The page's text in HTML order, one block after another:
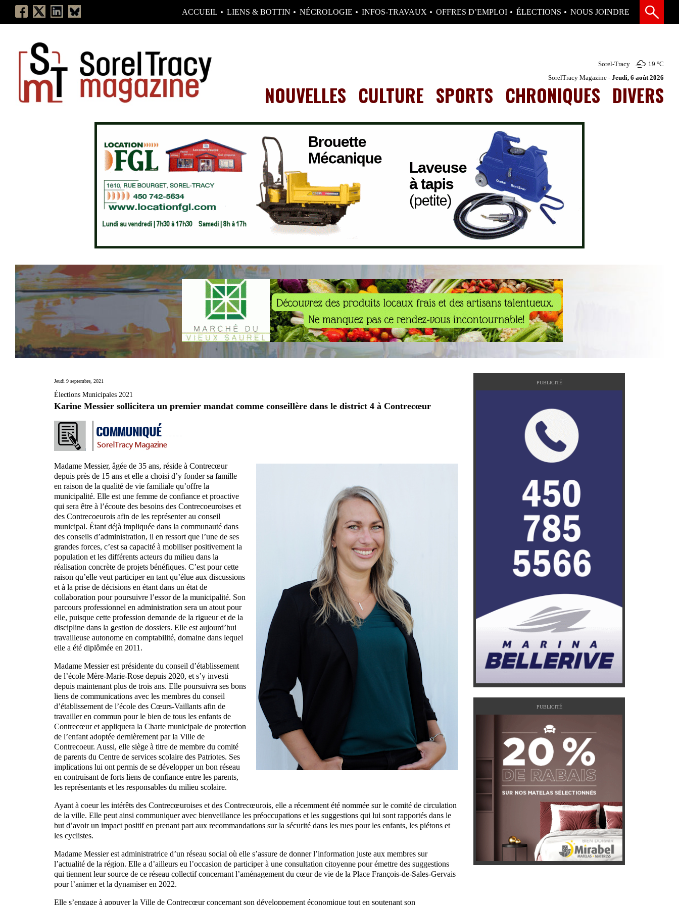
ACCUEIL LIENS & BOTTIN NÉCROLOGIE INFOS-TRAVAUX OFFRES D’EMPLOI ÉLECTIONS NOUS JOINDRE
Sorel-Tracy 19 °C
SorelTracy Magazine - Jeudi, 6 août 2026
NOUVELLES CULTURE SPORTS CHRONIQUES DIVERS
Jeudi 9 septembre, 2021
Élections Municipales 2021
Karine Messier sollicitera un premier mandat comme conseillère dans le district 4 à Contrecœur
Madame Messier, âgée de 35 ans, réside à Contrecœur
depuis près de 15 ans et elle a choisi d’y fonder sa famille
en raison de la qualité de vie familiale qu’offre la
municipalité. Elle est une femme de confiance et proactive
qui sera être à l’écoute des besoins des Contrecoeuroises et
des Contrecoeurois afin de les représenter au conseil
municipal. Étant déjà impliquée dans la communauté dans
des conseils d’administration, il en ressort que l’une de ses
grandes forces, c’est sa capacité à mobiliser positivement la
population et les différents acteurs du milieu dans la
réalisation concrète de projets bénéfiques. C’est pour cette
raison qu’elle veut participer en tant qu’élue aux discussions
et à la prise de décisions en étant dans un état de
collaboration pour poursuivre l’essor de la municipalité. Son
parcours professionnel en administration sera un atout pour
elle, puisque cette profession demande de la rigueur et de la
discipline dans la gestion de dossiers. Elle est aujourd’hui
travailleuse autonome en comptabilité, domaine dans lequel
elle a été diplômée en 2011.
Madame Messier est présidente du conseil d’établissement
de l’école Mère-Marie-Rose depuis 2020, et s’y investi
depuis maintenant plus de trois ans. Elle poursuivra ses bons
liens de communications avec les membres du conseil
d’établissement de l’école des Cœurs-Vaillants afin de
travailler en commun pour le bien de tous les enfants de
Contrecœur et appliquera la Charte municipale de protection
de l’enfant adoptée dernièrement par la Ville de
Contrecoeur. Aussi, elle siège à titre de membre du comité
de parents du Centre de services scolaire des Patriotes. Ses
implications lui ont permis de se développer un bon réseau
en contruisant de forts liens de confiance entre les parents,
les représentants et les responsables du milieu scolaire.
Ayant à coeur les intérêts des Contrecœuroises et des Contrecœurois, elle a récemment été nommée sur le comité de circulation
de la ville. Elle peut ainsi communiquer avec bienveillance les préoccupations et les suggestions qui lui sont rapportés dans le
but d’avoir un impact positif en prenant part aux recommandations sur la sécurité dans les rues pour les enfants, les piétons et
les cyclistes.
Madame Messier est administratrice d’un réseau social où elle s’assure de donner l’information juste aux membres sur
l’actualité de la région. Elle a d’ailleurs eu l’occasion de participer à une consultation citoyenne pour émettre des suggestions
qui tiennent leur source de ce réseau collectif concernant l’aménagement du cœur de vie de la Place François-de-Sales-Gervais
pour l’animer et la dynamiser en 2022.
Elle s’engage à appuyer la Ville de Contrecœur concernant son développement économique tout en soutenant son
PUBLICITÉ
PUBLICITÉ